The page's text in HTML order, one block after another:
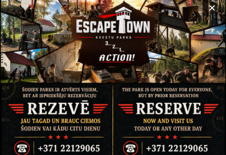
Vidējā cena vienai personai pasākumam bērniem:
18€
Augstākā iespējamā cena vienai personai
pasākumam bērniem:
48€
EscapeTown parkā ir lieliskas atlaides
dažādās kategorijās!
JUBILĀRAM – VECMEITAI – VECPUISIM:ar
slepeno frāzi ieejas maksa parka teritorijā0€.
BĒRNIEM – PUSAUDŽIEM:
uzrādot
personapliecinošus dokumentus, ieejas maksa
parka teritorijā ar atlaidi
50% – 25%